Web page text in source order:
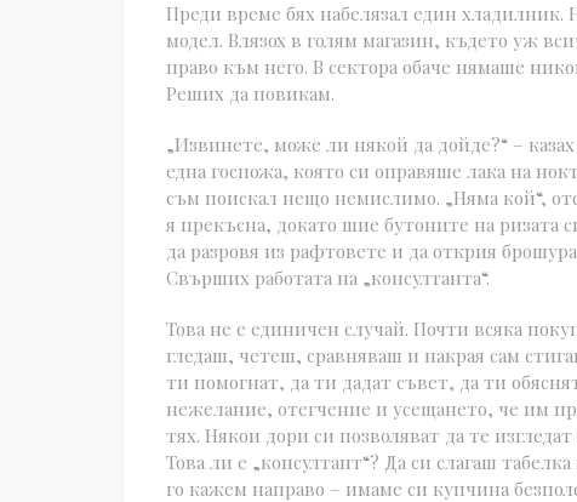
Преди време бях набелязал един хладилник.
модел. Влязох в голям магазин, където уж
право към него. В сектора обаче нямаше
Реших да повикам.
„Извинете, може ли някой да дойде?“ –
една госпожа, която си оправяше лака на
съм поискал нещо немислимо. „Няма кой“,
я прекъсна, докато шие бутоните на ризата
да разровя из рафтовете и да открия
Свърших работата на „консултанта“.
Това не е единичен случай. Почти всяка
гледаш, четеш, сравняваш и накрая сам
ти помогнат, да ти дадат съвет, да ти
нежелание, отегчение и усещането, че им
тях. Някои дори си позволяват да те
Това ли е „консултант“? Да си слагаш
го кажем направо – имаме си купчина